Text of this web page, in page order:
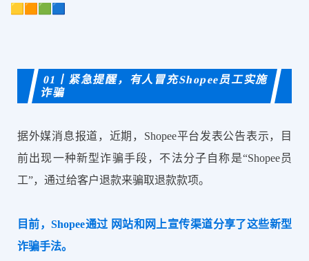
🟨🟧🟩🟦
01丨紧急提醒，有人冒充Shopee员工实施
诈骗
据外媒消息报道，近期，Shopee平台发表公告表示，目
前出现一种新型诈骗手段，不法分子自称是“Shopee员
工”，通过给客户退款来骗取退款款项。
目前，Shopee通过 网站和网上宣传渠道分享了这些新型
诈骗手法。